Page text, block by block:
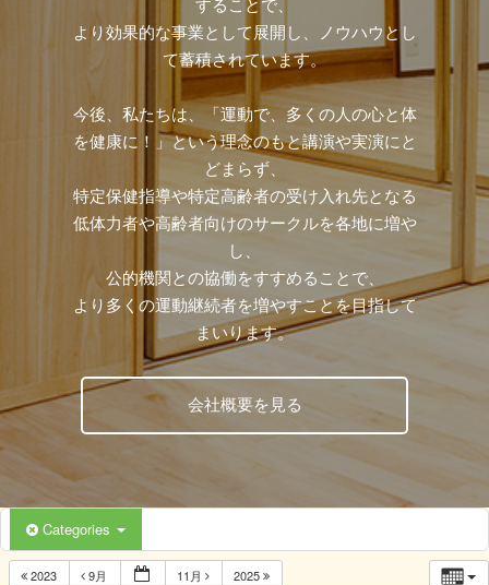
することで、
より効果的な事業として展開し、ノウハウとし
て蓄積されています。
今後、私たちは、「運動で、多くの人の心と体
を健康に！」という理念のもと講演や実演にと
どまらず、
特定保健指導や特定高齢者の受け入れ先となる
低体力者や高齢者向けのサークルを各地に増や
し、
公的機関との協働をすすめることで、
より多くの運動継続者を増やすことを目指して
まいります。
会社概要を見る
Categories
2023 9月 11月 2025